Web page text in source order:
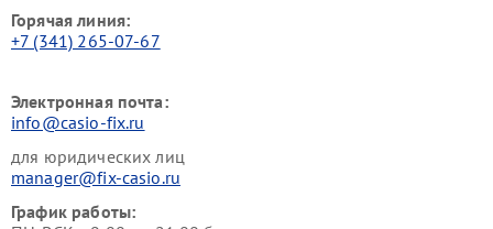
Горячая линия:
+7 (341) 265-07-67
Электронная почта:
info@casio-fix.ru
для юридических лиц
manager@fix-casio.ru
График работы: